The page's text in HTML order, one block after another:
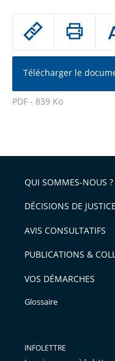
Passer
partage
de
l'article
pour
Télécharger le
PDF - 839 Ko
l'article
pour
avant
QUI SOMMES-NOUS ?
DÉCISIONS DE JUSTICE
AVIS CONSULTATIFS
PUBLICATIONS &
VOS DÉMARCHES
Glossaire
INFOLETTRE